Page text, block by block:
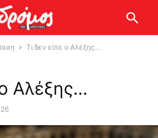
Tι δεν είπε ο Αλέξης…
ο Αλέξης…